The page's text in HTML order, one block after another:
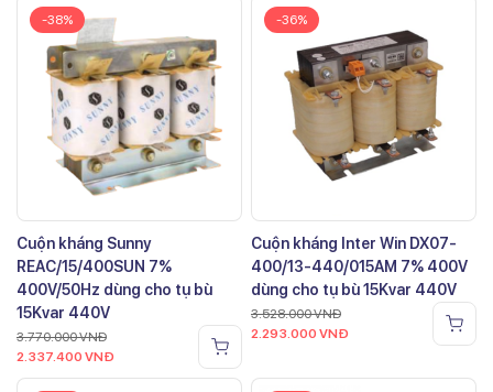
-38%
Cuộn kháng Sunny
REAC/15/400SUN 7%
400V/50Hz dùng cho tụ bù
15Kvar 440V
3.770.000VNĐ
2.337.400 VNĐ
-36%
Cuộn kháng Inter Win DX07-
400/13-440/015AM 7% 400V
dùng cho tụ bù 15Kvar 440V
3.528.000VNĐ
2.293.000 VNĐ